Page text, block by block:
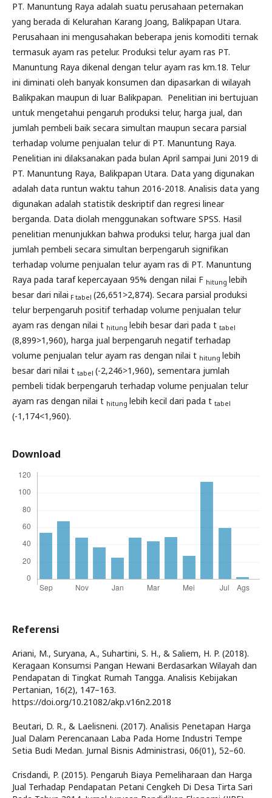
PT. Manuntung Raya adalah suatu perusahaan peternakan
yang berada di Kelurahan Karang Joang, Balikpapan Utara.
Perusahaan ini mengusahakan beberapa jenis komoditi ternak
termasuk ayam ras petelur. Produksi telur ayam ras PT.
Manuntung Raya dikenal dengan telur ayam ras km.18. Telur
ini diminati oleh banyak konsumen dan dipasarkan di wilayah
Balikpakan maupun di luar Balikpapan. Penelitian ini bertujuan
untuk mengetahui pengaruh produksi telur, harga jual, dan
jumlah pembeli baik secara simultan maupun secara parsial
terhadap volume penjualan telur di PT. Manuntung Raya.
Penelitian ini dilaksanakan pada bulan April sampai Juni 2019 di
PT. Manuntung Raya, Balikpapan Utara. Data yang digunakan
adalah data runtun waktu tahun 2016-2018. Analisis data yang
digunakan adalah statistik deskriptif dan regresi linear
berganda. Data diolah menggunakan software SPSS. Hasil
penelitian menunjukkan bahwa produksi telur, harga jual dan
jumlah pembeli secara simultan berpengaruh signifikan
terhadap volume penjualan telur ayam ras di PT. Manuntung
Raya pada taraf kepercayaan 95% dengan nilai F hitung lebih
besar dari nilai F tabel (26,651>2,874). Secara parsial produksi
telur berpengaruh positif terhadap volume penjualan telur
ayam ras dengan nilai t hitung lebih besar dari pada t tabel
(8,899>1,960), harga jual berpengaruh negatif terhadap
volume penjualan telur ayam ras dengan nilai t hitung lebih
besar dari nilai t tabel (-2,246>1,960), sementara jumlah
pembeli tidak berpengaruh terhadap volume penjualan telur
ayam ras dengan nilai t hitung lebih kecil dari pada t tabel
(-1,174<1,960).
Download
Referensi
Ariani, M., Suryana, A., Suhartini, S. H., & Saliem, H. P. (2018).
Keragaan Konsumsi Pangan Hewani Berdasarkan Wilayah dan
Pendapatan di Tingkat Rumah Tangga. Analisis Kebijakan
Pertanian, 16(2), 147–163.
https://doi.org/10.21082/akp.v16n2.2018
Beutari, D. R., & Laelisneni. (2017). Analisis Penetapan Harga
Jual Dalam Perencanaan Laba Pada Home Industri Tempe
Setia Budi Medan. Jurnal Bisnis Administrasi, 06(01), 52–60.
Crisdandi, P. (2015). Pengaruh Biaya Pemeliharaan dan Harga
Jual Terhadap Pendapatan Petani Cengkeh Di Desa Tirta Sari